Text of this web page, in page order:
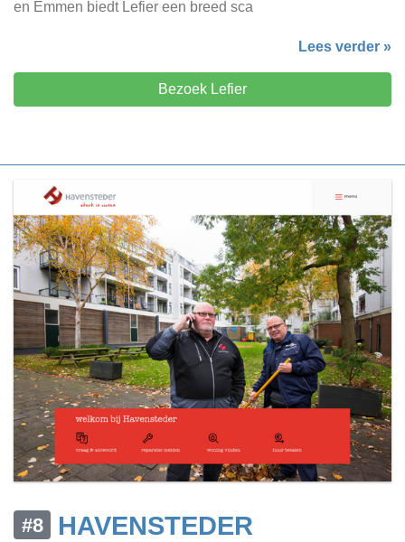
en Emmen biedt Lefier een breed sca
Lees verder »
Bezoek Lefier
#8 HAVENSTEDER